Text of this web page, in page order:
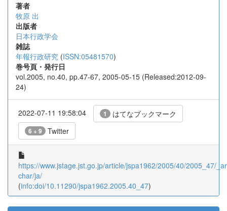
著者
牧原 出
出版者
日本行政学会
雑誌
年報行政研究 (ISSN:05481570)
巻号頁・発行日
vol.2005, no.40, pp.47-67, 2005-05-15 (Released:2012-09-
24)
2022-07-11 19:58:04 1 はてなブックマーク
6 + 9 Twitter
https://www.jstage.jst.go.jp/article/jspa1962/2005/40/2005_47/
char/ja/
(info:doi/10.11290/jspa1962.2005.40_47)